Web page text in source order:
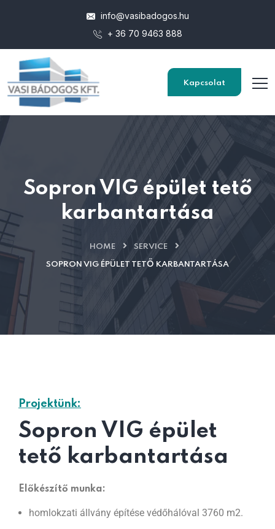
info@vasibadogos.hu
+ 36 70 9463 888
Kapcsolat
Sopron VIG épület tető
karbantartása
HOME SERVICE
SOPRON VIG ÉPÜLET TETŐ KARBANTARTÁSA
Projektünk:
Sopron VIG épület
tető karbantartása
Előkészítő munka:
homlokzati állvány építése védőhálóval 3760 m2.